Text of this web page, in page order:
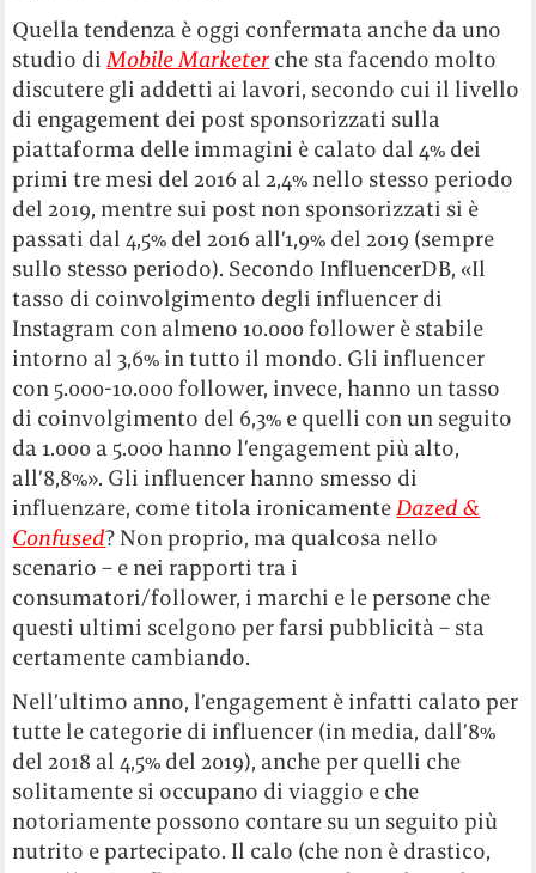
Quella tendenza è oggi confermata anche da uno
studio di Mobile Marketer che sta facendo molto
discutere gli addetti ai lavori, secondo cui il livello
di engagement dei post sponsorizzati sulla
piattaforma delle immagini è calato dal 4% dei
primi tre mesi del 2016 al 2,4% nello stesso periodo
del 2019, mentre sui post non sponsorizzati si è
passati dal 4,5% del 2016 all’1,9% del 2019 (sempre
sullo stesso periodo). Secondo InfluencerDB, «Il
tasso di coinvolgimento degli influencer di
Instagram con almeno 10.000 follower è stabile
intorno al 3,6% in tutto il mondo. Gli influencer
con 5.000-10.000 follower, invece, hanno un tasso
di coinvolgimento del 6,3% e quelli con un seguito
da 1.000 a 5.000 hanno l’engagement più alto,
all’8,8%». Gli influencer hanno smesso di
influenzare, come titola ironicamente Dazed &
Confused? Non proprio, ma qualcosa nello
scenario – e nei rapporti tra i
consumatori/follower, i marchi e le persone che
questi ultimi scelgono per farsi pubblicità – sta
certamente cambiando.
Nell’ultimo anno, l’engagement è infatti calato per
tutte le categorie di influencer (in media, dall’8%
del 2018 al 4,5% del 2019), anche per quelli che
solitamente si occupano di viaggio e che
notoriamente possono contare su un seguito più
nutrito e partecipato. Il calo (che non è drastico,